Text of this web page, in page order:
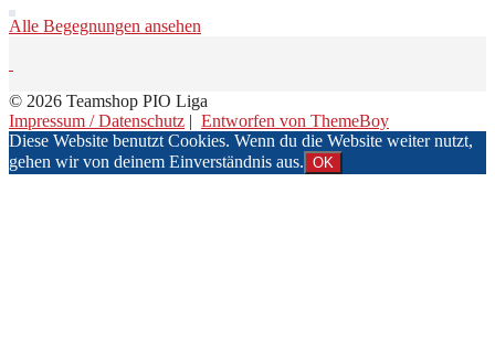
Alle Begegnungen ansehen
© 2026 Teamshop PIO Liga
Impressum / Datenschutz | Entworfen von ThemeBoy
Diese Website benutzt Cookies. Wenn du die Website weiter nutzt,
gehen wir von deinem Einverständnis aus. OK